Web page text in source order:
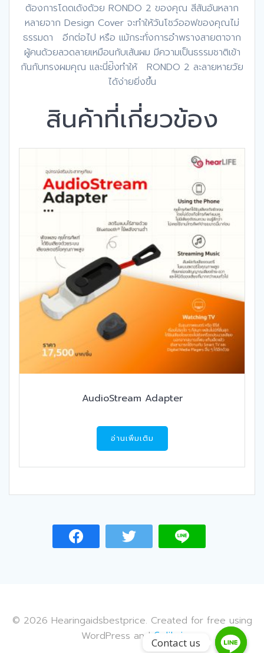
ต้องการโดดเด้งด้วย RONDO 2 ของคุณ สีสันอันหลาก
หลายจาก Design Cover จะทําให้วันโชว์ออฟของคุณไม่
ธรรมดา อีกต่อไป หรือ แม้กระทั่งการอําพรางสายตาจาก
ผู้คนด้วยลวดลายเหมือนกับเส้นผม มีความเป็นธรรมชาติเข้า
กันกับทรงผมคุณ และนี่ย่ิงทําให้ RONDO 2 ละลายหายวัย
ได้ง่ายยิ่งขึ้น
สินค้าที่เกี่ยวข้อง
AudioStream Adapter
อ่านเพิ่มเติม
© 2026 Hearingaidsbestprice. Created for free using
WordPress andColibri
Contact us